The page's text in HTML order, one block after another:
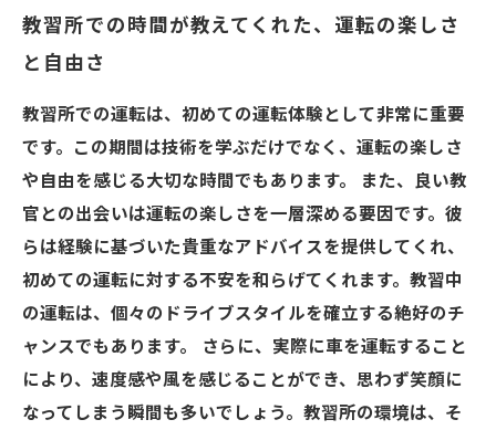
教習所での時間が教えてくれた、運転の楽しさ
と自由さ
教習所での運転は、初めての運転体験として非常に重要
です。この期間は技術を学ぶだけでなく、運転の楽しさ
や自由を感じる大切な時間でもあります。 また、良い教
官との出会いは運転の楽しさを一層深める要因です。彼
らは経験に基づいた貴重なアドバイスを提供してくれ、
初めての運転に対する不安を和らげてくれます。教習中
の運転は、個々のドライブスタイルを確立する絶好のチ
ャンスでもあります。 さらに、実際に車を運転すること
により、速度感や風を感じることができ、思わず笑顔に
なってしまう瞬間も多いでしょう。教習所の環境は、そ